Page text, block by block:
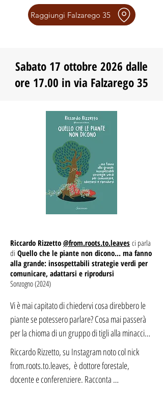
Raggiungi Falzarego 35
Sabato 17 ottobre 2026 dalle
ore 17.00 in via Falzarego 35
Riccardo Rizzetto @from.roots.to.leaves​ ci parla
di Quello che le piante non dicono... ma fanno
alla grande: insospettabili strategie verdi per
comunicare, adattarsi e riprodursi
Sonzogno (2024)
Vi è mai capitato di chiedervi cosa direbbero le
piante se potessero parlare? Cosa mai passerà
per la chioma di un gruppo di tigli alla minaccia
di essere abbattuti e quanto sarà contento un
pioppo a fare da supporto all’edera? In questo
libro sono proprio loro a raccontarvelo (con il
Riccardo Rizzetto, su Instagram noto col nick
from.roots.to.leaves,  è dottore forestale,
docente e conferenziere. Racconta